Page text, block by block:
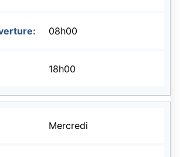
08h00
18h00
Mercredi